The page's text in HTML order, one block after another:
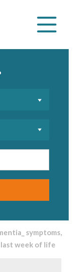
Klap
navigatie
symptoms,
week of life